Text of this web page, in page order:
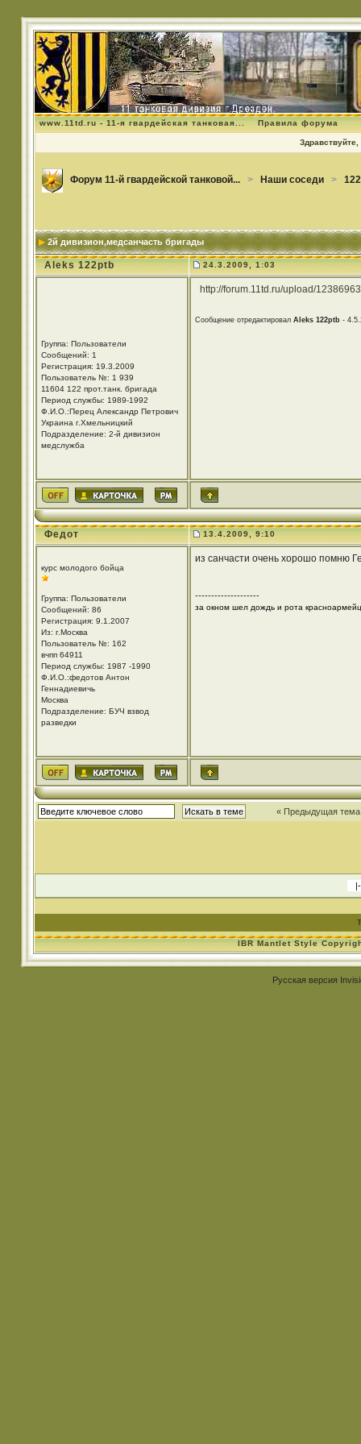
www.11td.ru - 11-я гвардейская танковая... Правила форума
Здравствуйте,
Форум 11-й гвардейской танковой... > Наши соседи >
2й дивизион,медсанчасть бригады
Aleks 122ptb 24.3.2009, 1:03
Группа: Пользователи
Сообщений: 1
Регистрация: 19.3.2009
Пользователь №: 1 939
11604 122 прот.танк. бригада
Период службы: 1989-1992
Ф.И.О.:Перец Александр Петрович
Украина г.Хмельницкий
Подразделение: 2-й дивизион
медслужба
http://forum.11td.ru/upload/
Сообщение отредактировал Aleks 122ptb -
Федот 13.4.2009, 9:10
курс молодого бойца
Группа: Пользователи
Сообщений: 86
Регистрация: 9.1.2007
Из: г.Москва
Пользователь №: 162
вчпп 64911
Период службы: 1987 -1990
Ф.И.О.:федотов Антон
Геннадиевичь
Москва
Подразделение: БУЧ взвод
разведки
из санчасти очень хорошо помню
--------------------
за окном шел дождь и рота
« Предыдущая тема
IBR Mantlet Style
Русская версия